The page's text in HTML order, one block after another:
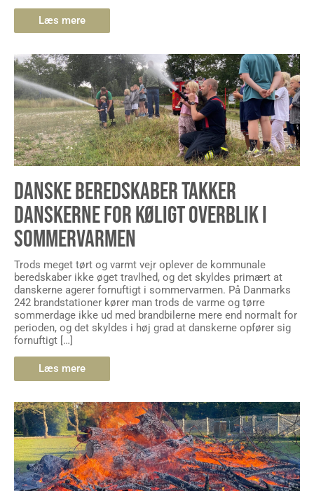
Læs mere
DANSKE BEREDSKABER TAKKER
DANSKERNE FOR KØLIGT OVERBLIK I
SOMMERVARMEN
Trods meget tørt og varmt vejr oplever de kommunale
beredskaber ikke øget travlhed, og det skyldes primært at
danskerne agerer fornuftigt i sommervarmen. På Danmarks
242 brandstationer kører man trods de varme og tørre
sommerdage ikke ud med brandbilerne mere end normalt for
perioden, og det skyldes i høj grad at danskerne opfører sig
fornuftigt […]
Læs mere